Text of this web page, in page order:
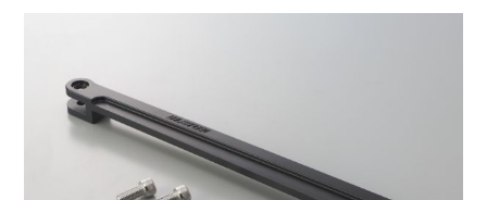
BMW DUCATI
閉じる